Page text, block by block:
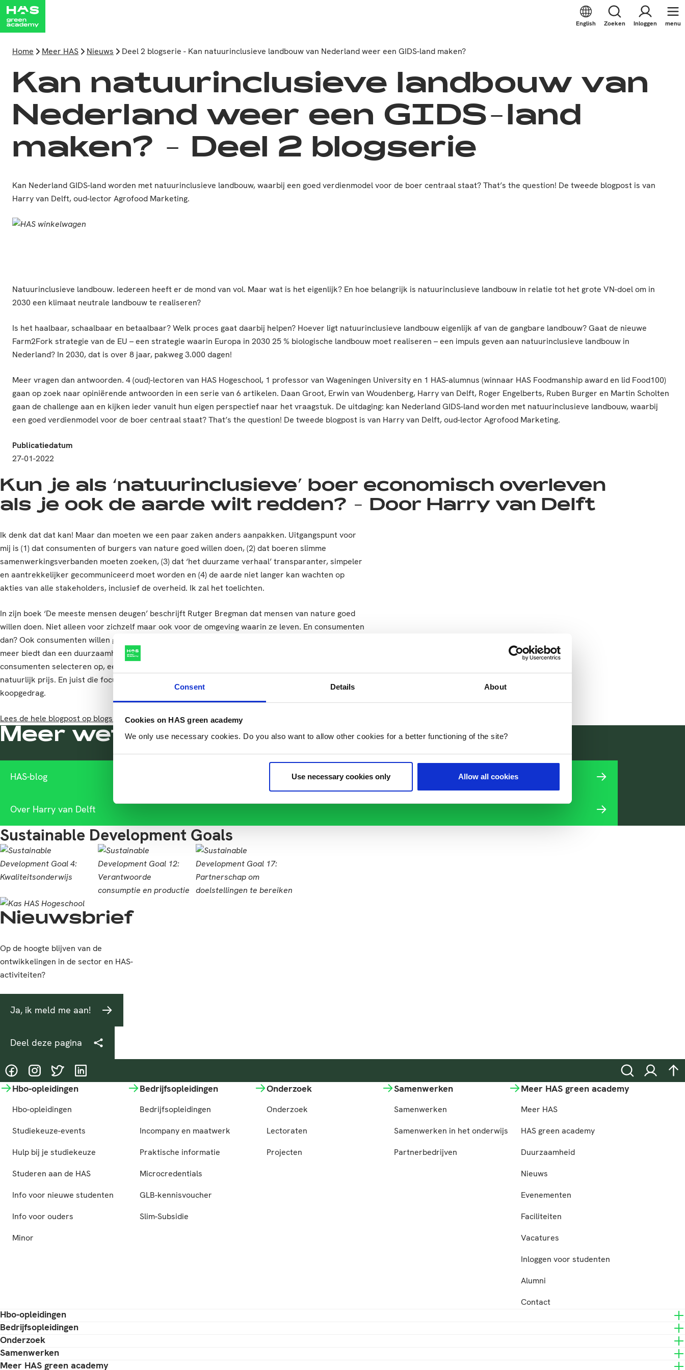
Consent Details About
Cookies on HAS green academy
We only use necessary cookies. Do you also want to allow other cookies for a better functioning of the site?
Use necessary cookies only Allow all cookies
English Zoeken Inloggen menu
Home Meer HAS Nieuws Deel 2 blogserie - Kan natuurinclusieve landbouw van Nederland weer een GIDS-land maken?
Kan natuurinclusieve landbouw van
Nederland weer een GIDS-land
maken? - Deel 2 blogserie
Kan Nederland GIDS-land worden met natuurinclusieve landbouw, waarbij een goed verdienmodel voor de boer centraal staat? That’s the question! De tweede blogpost is van
Harry van Delft, oud-lector Agrofood Marketing.
Natuurinclusieve landbouw. Iedereen heeft er de mond van vol. Maar wat is het eigenlijk? En hoe belangrijk is natuurinclusieve landbouw in relatie tot het grote VN-doel om in
2030 een klimaat neutrale landbouw te realiseren?
Is het haalbaar, schaalbaar en betaalbaar? Welk proces gaat daarbij helpen? Hoever ligt natuurinclusieve landbouw eigenlijk af van de gangbare landbouw? Gaat de nieuwe
Farm2Fork strategie van de EU – een strategie waarin Europa in 2030 25 % biologische landbouw moet realiseren – een impuls geven aan natuurinclusieve landbouw in
Nederland? In 2030, dat is over 8 jaar, pakweg 3.000 dagen!
Meer vragen dan antwoorden. 4 (oud)-lectoren van HAS Hogeschool, 1 professor van Wageningen University en 1 HAS-alumnus (winnaar HAS Foodmanship award en lid Food100)
gaan op zoek naar opiniërende antwoorden in een serie van 6 artikelen. Daan Groot, Erwin van Woudenberg, Harry van Delft, Roger Engelberts, Ruben Burger en Martin Scholten
gaan de challenge aan en kijken ieder vanuit hun eigen perspectief naar het vraagstuk. De uitdaging: kan Nederland GIDS-land worden met natuurinclusieve landbouw, waarbij
een goed verdienmodel voor de boer centraal staat? That’s the question! De tweede blogpost is van Harry van Delft, oud-lector Agrofood Marketing.
Publicatiedatum
27-01-2022
Kun je als ‘natuurinclusieve’ boer economisch overleven
als je ook de aarde wilt redden? - Door Harry van Delft
Ik denk dat dat kan! Maar dan moeten we een paar zaken anders aanpakken. Uitgangspunt voor
mij is (1) dat consumenten of burgers van nature goed willen doen, (2) dat boeren slimme
samenwerkingsverbanden moeten zoeken, (3) dat ‘het duurzame verhaal’ transparanter, simpeler
en aantrekkelijker gecommuniceerd moet worden en (4) de aarde niet langer kan wachten op
akties van alle stakeholders, inclusief de overheid. Ik zal het toelichten.
In zijn boek ‘De meeste mensen deugen’ beschrijft Rutger Bregman dat mensen van nature goed
willen doen. Niet alleen voor zichzelf maar ook voor de omgeving waarin ze leven. En consumenten
dan? Ook consumenten willen goed doen – is mijn stelling – mits het aanbod maar in orde is en
meer biedt dan een duurzaamheidsbelofte alleen. In de marketing voor voeding weten we dat
consumenten selecteren op, een combinatie van, smaak, gemak, gezondheid, duurzaamheid en
natuurlijk prijs. En juist die focus op prijs lijkt de grootste barriere te vormen naar een duurzamer
koopgedrag.
Lees de hele blogpost op blogs.has.nl
Meer weten?
HAS-blog
Over Harry van Delft
Sustainable Development Goals
Nieuwsbrief
Op de hoogte blijven van de
ontwikkelingen in de sector en HAS-
activiteiten?
Ja, ik meld me aan!
Deel deze pagina
@HASgreenacademy
@HASgreenacademy
@greenacademyHAS
@HASgreenacademy ZoekenInloggen
Hbo-opleidingen
Hbo-opleidingen
Studiekeuze-events
Hulp bij je studiekeuze
Studeren aan de HAS
Info voor nieuwe studenten
Info voor ouders
Minor
Bedrijfsopleidingen
Bedrijfsopleidingen
Incompany en maatwerk
Praktische informatie
Microcredentials
GLB-kennisvoucher
Slim-Subsidie
Onderzoek
Onderzoek
Lectoraten
Projecten
Samenwerken
Samenwerken
Samenwerken in het onderwijs
Partnerbedrijven
Meer HAS green academy
Meer HAS
HAS green academy
Duurzaamheid
Nieuws
Evenementen
Faciliteiten
Vacatures
Inloggen voor studenten
Alumni
Contact
Hbo-opleidingen
Bedrijfsopleidingen
Onderzoek
Samenwerken
Meer HAS green academy